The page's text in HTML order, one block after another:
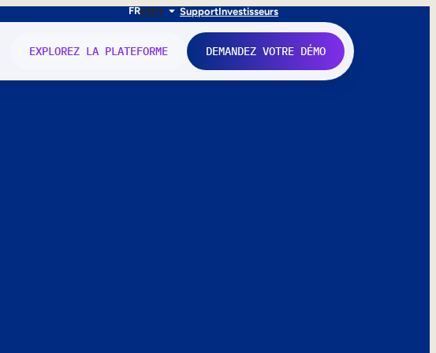
FRENIT SupportInvestisseurs
EXPLOREZ LA PLATEFORME DEMANDEZ VOTRE DÉMO